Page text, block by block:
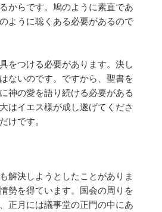
からです。鳩のように素直であ
ように聡くある必要があるので
をつける必要があります。決し
ないのです。ですから、聖書を
神の愛を語り続ける必要がある
はイエス様が成し遂げてくださ
けです。
解決しようとしたことがありま
勢を得ています。国会の周りを
正月には議事堂の正門の中にあ